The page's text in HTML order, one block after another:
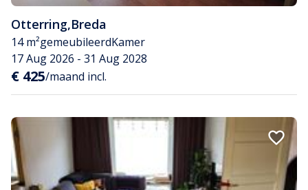
Otterring,Breda
14 m²gemeubileerdKamer
17 Aug 2026 - 31 Aug 2028
€ 425/maand incl.